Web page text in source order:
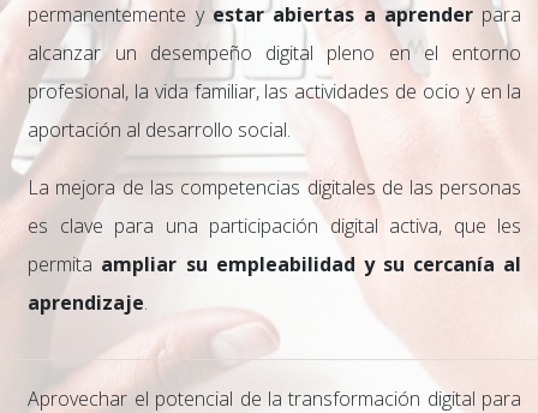
permanentemente y estar abiertas a aprenderpara
alcanzar un desempeño digital pleno en el entorno
profesional, la vida familiar, las actividades de ocio y en la
aportación al desarrollo social.
La mejora de las competencias digitales de las personas
es clave para una participación digital activa, que les
permita ampliar su empleabilidad y su cercanía al
aprendizaje.
Aprovechar el potencial de la transformación digital para